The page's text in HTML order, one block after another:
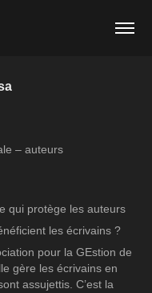
– auteurs
qui protège les auteurs
les écrivains ?
pour la GEstion de
gère les écrivains en
assujettis. C’est la